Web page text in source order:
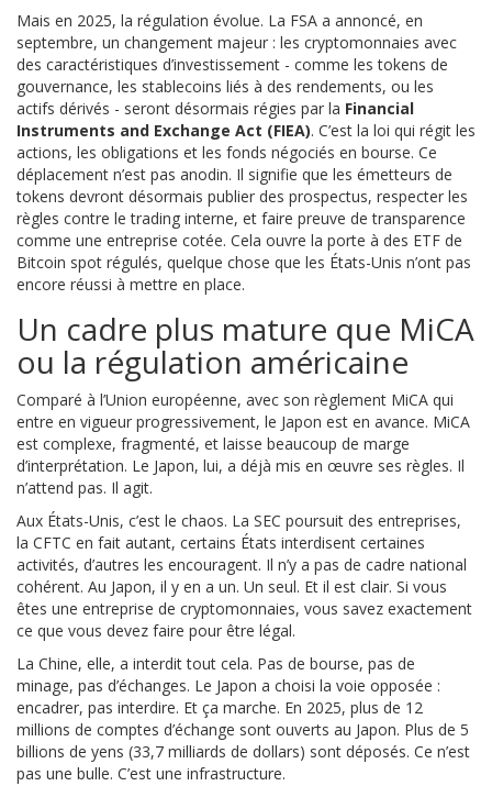
Mais en 2025, la régulation évolue. La FSA a annoncé, en
septembre, un changement majeur : les cryptomonnaies avec
des caractéristiques d’investissement - comme les tokens de
gouvernance, les stablecoins liés à des rendements, ou les
actifs dérivés - seront désormais régies par la Financial
Instruments and Exchange Act (FIEA). C’est la loi qui régit les
actions, les obligations et les fonds négociés en bourse. Ce
déplacement n’est pas anodin. Il signifie que les émetteurs de
tokens devront désormais publier des prospectus, respecter les
règles contre le trading interne, et faire preuve de transparence
comme une entreprise cotée. Cela ouvre la porte à des ETF de
Bitcoin spot régulés, quelque chose que les États-Unis n’ont pas
encore réussi à mettre en place.
Un cadre plus mature que MiCA
ou la régulation américaine
Comparé à l’Union européenne, avec son règlement MiCA qui
entre en vigueur progressivement, le Japon est en avance. MiCA
est complexe, fragmenté, et laisse beaucoup de marge
d’interprétation. Le Japon, lui, a déjà mis en œuvre ses règles. Il
n’attend pas. Il agit.
Aux États-Unis, c’est le chaos. La SEC poursuit des entreprises,
la CFTC en fait autant, certains États interdisent certaines
activités, d’autres les encouragent. Il n’y a pas de cadre national
cohérent. Au Japon, il y en a un. Un seul. Et il est clair. Si vous
êtes une entreprise de cryptomonnaies, vous savez exactement
ce que vous devez faire pour être légal.
La Chine, elle, a interdit tout cela. Pas de bourse, pas de
minage, pas d’échanges. Le Japon a choisi la voie opposée :
encadrer, pas interdire. Et ça marche. En 2025, plus de 12
millions de comptes d’échange sont ouverts au Japon. Plus de 5
billions de yens (33,7 milliards de dollars) sont déposés. Ce n’est
pas une bulle. C’est une infrastructure.